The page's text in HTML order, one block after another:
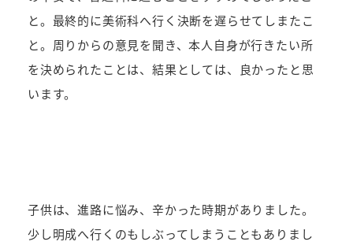
と。最終的に美術科へ行く決断を遅らせてしまたこ
と。周りからの意見を聞き、本人自身が行きたい所
を決められたことは、結果としては、良かったと思
います。
子供は、進路に悩み、辛かった時期がありました。
少し明成へ行くのもしぶってしまうこともありまし